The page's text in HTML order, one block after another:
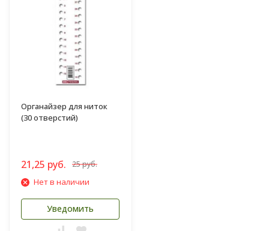
Органайзер для ниток
(30 отверстий)
21,25 руб. 25 руб.
Нет в наличии
Уведомить